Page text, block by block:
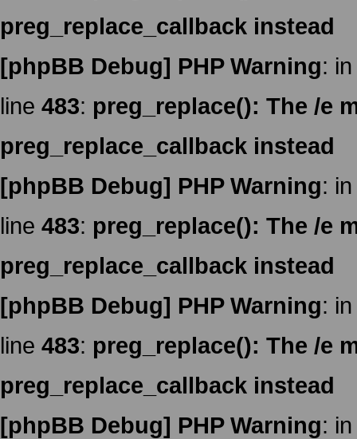
preg_replace_callback instead
[phpBB Debug] PHP Warning:
line 483: preg_replace(): The /e
preg_replace_callback instead
[phpBB Debug] PHP Warning:
line 483: preg_replace(): The /e
preg_replace_callback instead
[phpBB Debug] PHP Warning:
line 483: preg_replace(): The /e
preg_replace_callback instead
[phpBB Debug] PHP Warning: